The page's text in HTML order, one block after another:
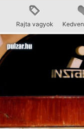
Rajta vagyok